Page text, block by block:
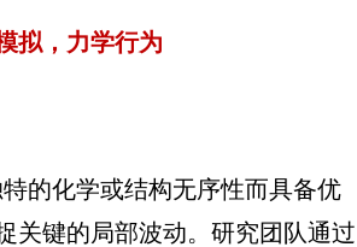
拟，力学行为
的化学或结构无序性而具备优
关键的局部波动。研究团队通过